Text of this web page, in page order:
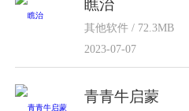
瞧治
其他软件 / 72.3MB
2023-07-07
青青牛启蒙